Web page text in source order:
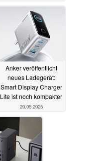
04.06.2025
Anker veröffentlicht
neues Ladegerät:
Smart Display Charger
Lite ist noch kompakter
20.05.2025